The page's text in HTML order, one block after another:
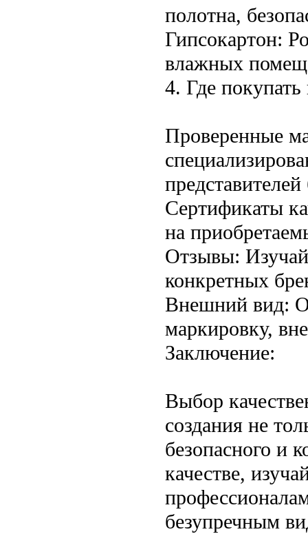
полотна,
Гипсокартон:
влажных
4. Где
Проверенные
Сертификаты
на
Отзывы:
конкретных
Внешний вид:
маркировку,
Заключение:
Выбор
создания не
безопасного и
качестве,
безупречным